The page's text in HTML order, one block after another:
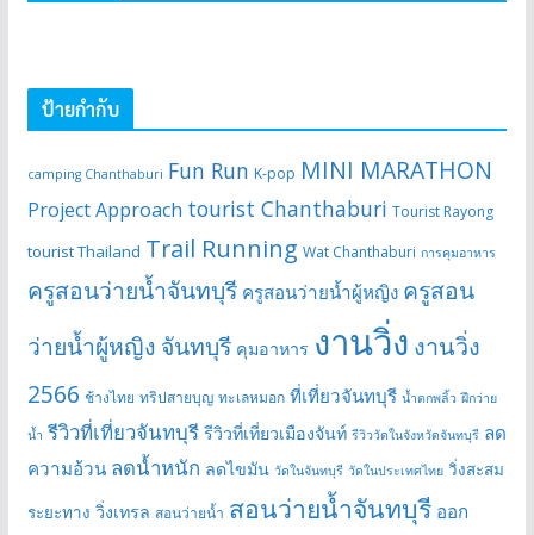
ป้ายกำกับ
camping Chanthaburi Fun Run K-pop MINI MARATHON
Project Approach tourist Chanthaburi Tourist Rayong
tourist Thailand Trail Running Wat Chanthaburi การคุมอาหาร
ครูสอนว่ายน้ำจันทบุรี ครูสอนว่ายน้ำผู้หญิง ครูสอน
ว่ายน้ำผู้หญิง จันทบุรี คุมอาหาร งานวิ่ง งานวิ่ง
2566 ช้างไทย ทริปสายบุญ ทะเลหมอก ที่เที่ยวจันทบุรี น้ำตกพลิ้ว ฝึกว่าย
น้ำ รีวิวที่เที่ยวจันทบุรี รีวิวที่เที่ยวเมืองจันท์ รีวิววัดในจังหวัดจันทบุรี ลด
ความอ้วน ลดน้ำหนัก ลดไขมัน วัดในจันทบุรี วัดในประเทศไทย วิ่งสะสม
ระยะทาง วิ่งเทรล สอนว่ายน้ำ สอนว่ายน้ำจันทบุรี ออก